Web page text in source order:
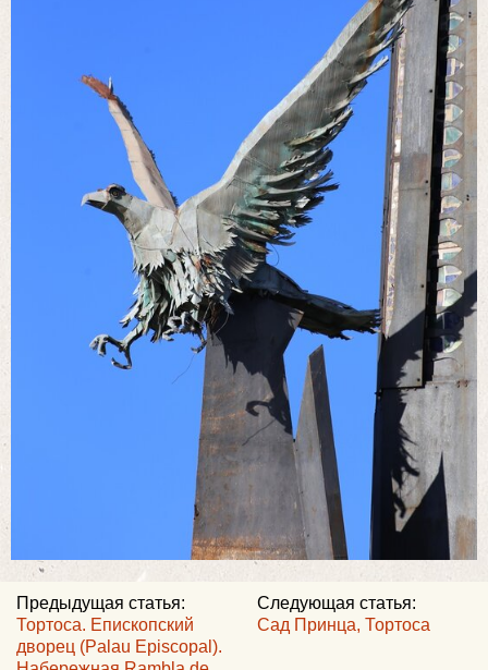
Следующая статья:
Сад Принца, Тортоса
Предыдущая статья:
Тортоса. Епископский
дворец (Palau Episcopal).